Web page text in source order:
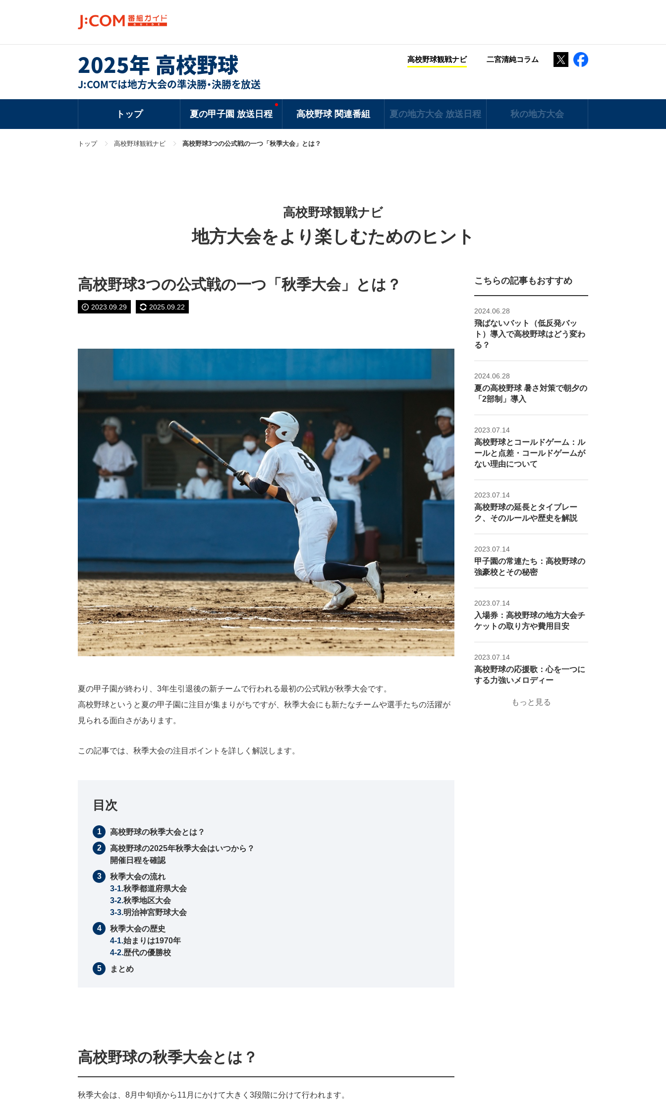
2025年 高校野球
J:COMでは地方大会の準決勝・決勝を放送
高校野球観戦ナビ 二宮清純コラム Twitter
トップ 夏の甲子園 放送日程 高校野球 関連番組 夏の地方大会 放送日程 秋の地方大会
トップ 高校野球観戦ナビ 高校野球3つの公式戦の一つ「秋季大会」とは？
高校野球観戦ナビ
地方大会をより楽しむためのヒント
高校野球3つの公式戦の一つ「秋季大会」とは？
2023.09.29 2025.09.22
夏の甲子園が終わり、3年生引退後の新チームで行われる最初の公式戦が秋季大会です。
高校野球というと夏の甲子園に注目が集まりがちですが、秋季大会にも新たなチームや選手たちの活躍が
見られる面白さがあります。
この記事では、秋季大会の注目ポイントを詳しく解説します。
目次
高校野球の秋季大会とは？
高校野球の2025年秋季大会はいつから？
開催日程を確認
秋季大会の流れ
秋季都道府県大会
秋季地区大会
明治神宮野球大会
秋季大会の歴史
始まりは1970年
歴代の優勝校
まとめ
高校野球の秋季大会とは？
秋季大会は、8月中旬頃から11月にかけて大きく3段階に分けて行われます。
こちらの記事もおすすめ
2024.06.28
飛ばないバット（低反発バッ
ト）導入で高校野球はどう変わ
る？
2024.06.28
夏の高校野球 暑さ対策で朝夕の
「2部制」導入
2023.07.14
高校野球とコールドゲーム：ル
ールと点差・コールドゲームが
ない理由について
2023.07.14
高校野球の延長とタイブレー
ク、そのルールや歴史を解説
2023.07.14
甲子園の常連たち：高校野球の
強豪校とその秘密
2023.07.14
入場券：高校野球の地方大会チ
ケットの取り方や費用目安
2023.07.14
高校野球の応援歌：心を一つに
する力強いメロディー
もっと見る